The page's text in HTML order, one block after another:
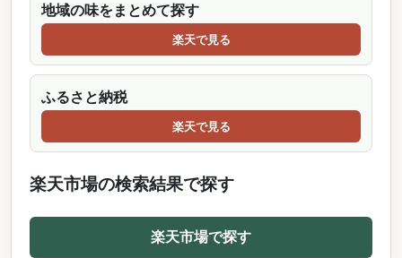
地域の味をまとめて探す
楽天で見る
ふるさと納税
楽天で見る
楽天市場の検索結果で探す
楽天市場で探す